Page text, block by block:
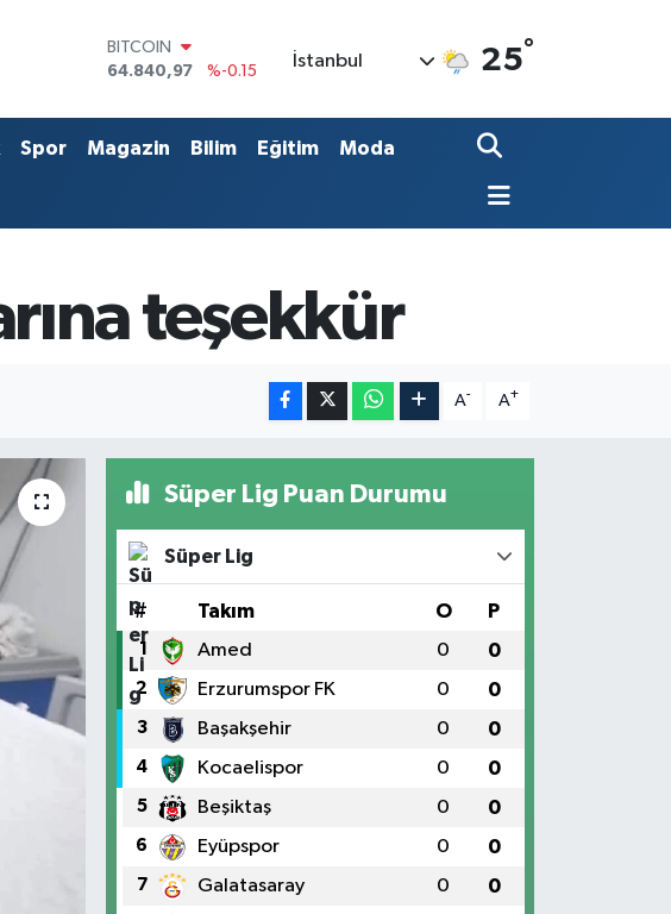
64.840,97
DOLAR
EURO
55,2510
%0.32
STERLİN
6660.55
%0
İstanbul 25°
Spor Magazin Bilim Eğitim Moda
teşekkür
A- A+
Süper Lig Puan Durumu
Süper Lig
# Takım O P
1 Amed 0 0
2 Erzurumspor FK 0 0
3 Başakşehir 0 0
4 Kocaelispor 0 0
5 Beşiktaş 0 0
6 Eyüpspor 0 0
7 Galatasaray 0 0